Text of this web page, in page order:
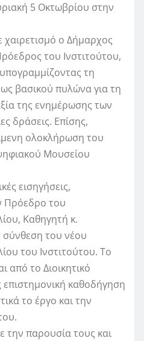
5 Οκτωβρίου στην
ο Δήμαρχος
του Ινστιτούτου,
τη
βασικού πυλώνα για τη
της ενημέρωσης των
δράσεις. Επίσης,
ολοκλήρωση του
Μουσείου
εισηγήσεις,
Πρόεδρο του
Καθηγητή κ.
του νέου
του Ινστιτούτου. Το
από το Διοικητικό
καθοδήγηση
το έργο και την
την παρουσία τους και